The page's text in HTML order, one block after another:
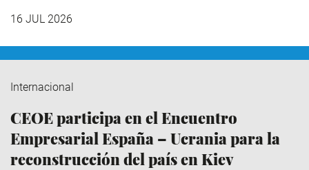
16 JUL 2026
Internacional
CEOE participa en el Encuentro
Empresarial España – Ucrania para la
reconstrucción del país en Kiev